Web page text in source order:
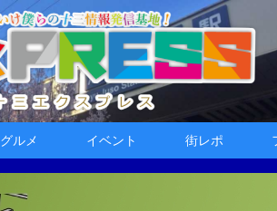
グルメ イベント 街レポ